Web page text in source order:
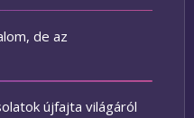
de az
újfajta világáról